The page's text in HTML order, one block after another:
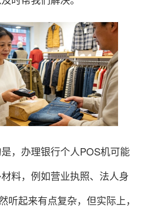
办理银行个人POS机可能
料，例如营业执照、法人身
听起来有点复杂，但实际上，